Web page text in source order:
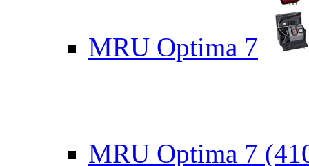
MRU Optima 7
MRU Optima 7